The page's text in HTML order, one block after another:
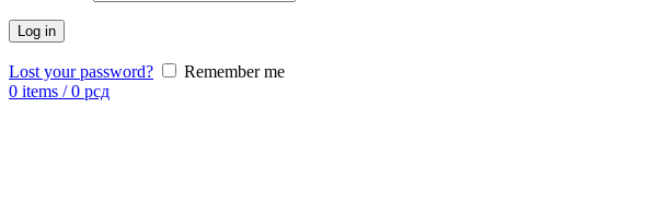
Log in
Lost your password?
Remember me
0 items / 0 рсд